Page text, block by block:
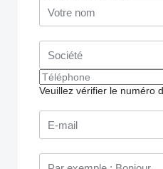
Veuillez vérifier le numéro